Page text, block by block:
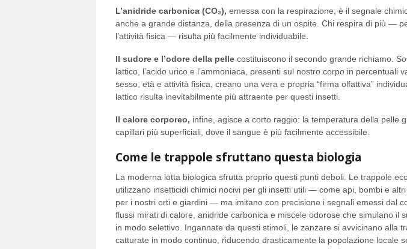
L’anidride carbonica (CO₂), emessa con la respirazione, è il segnale
anche a grande distanza, della presenza di un ospite. Chi respira di più —
l’attività fisica — risulta più facilmente individuabile.
Il sudore e l’odore della pelle costituiscono il secondo grande richiamo.
lattico, l’acido urico e l’ammoniaca, presenti sul nostro corpo in percentuali
sesso, età e attività fisica, creano una vera e propria “firma olfattiva”
lattico risulta inevitabilmente più attraente per questi insetti.
Il calore corporeo, infine, agisce a corto raggio: la temperatura della pelle
capillari più superficiali, dove il sangue è più facilmente accessibile.
Come le trappole sfruttano questa biologia
La moderna lotta biologica sfrutta proprio questi punti deboli. Le trappole
utilizzano insetticidi chimici nocivi per gli insetti utili — come api, bombi e
per i nostri orti e giardini — ma imitano con precisione i segnali emessi dal
flussi mirati di calore, anidride carbonica e miscele odorose che simulano il
in modo selettivo. Ingannate da questi stimoli, le zanzare si avvicinano alla
catturate in modo continuo, riducendo drasticamente la popolazione locale